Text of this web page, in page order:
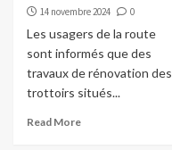
14 novembre 2024 0
Les usagers de la route
sont informés que des
travaux de rénovation des
trottoirs situés...
Read More